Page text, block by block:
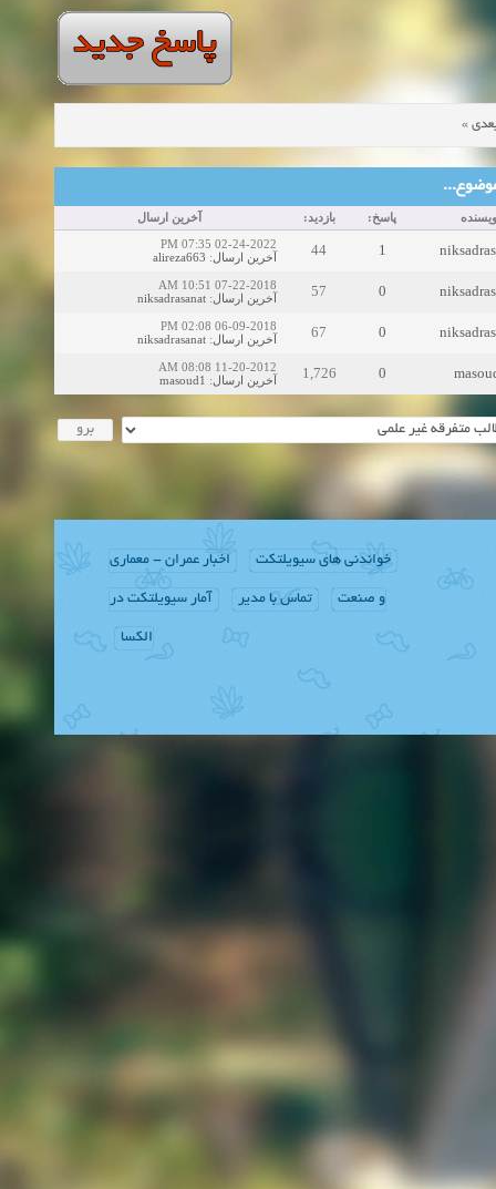
»
پاسخ: بازدید: آخرین ارسال
1
44
02-24-2022 07:35 PM
آخرین ارسال:
alireza663
0
57
07-22-2018 10:51 AM
آخرین ارسال:
niksadrasanat
0
67
06-09-2018 02:08 PM
آخرین ارسال:
niksadrasanat
0
1,726
11-20-2012 08:08 AM
آخرین ارسال:
masoud1
خواندنی های سیویلتکت اخبار عمران - معماری
و صنعت تماس با مدیر آمار سیویلتکت در
الکسا